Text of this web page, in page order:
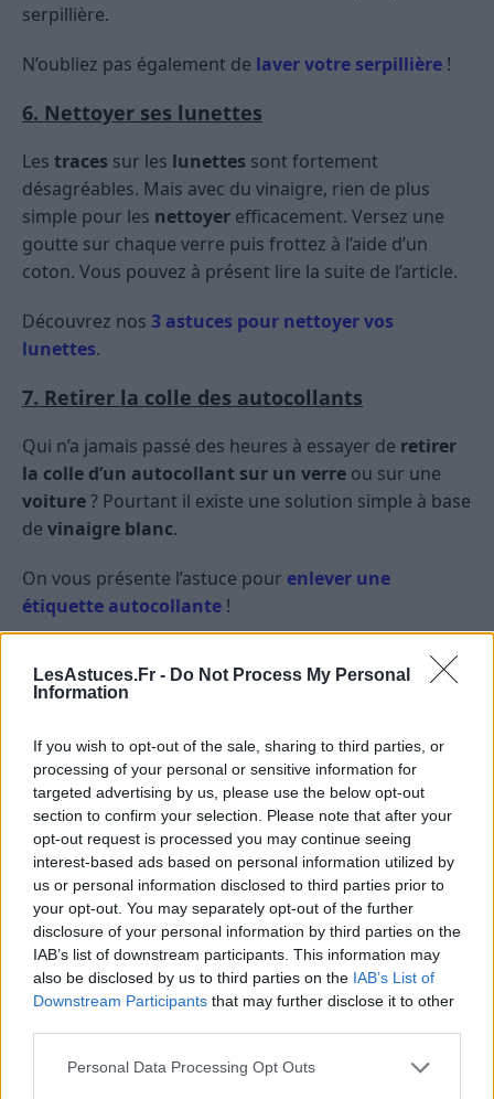
LesAstuces.Fr - Do Not Process My Personal
Information
If you wish to opt-out of the sale, sharing to third parties, or
processing of your personal or sensitive information for
targeted advertising by us, please use the below opt-out
section to confirm your selection. Please note that after your
opt-out request is processed you may continue seeing
interest-based ads based on personal information utilized by
us or personal information disclosed to third parties prior to
your opt-out. You may separately opt-out of the further
disclosure of your personal information by third parties on the
IAB’s list of downstream participants. This information may
also be disclosed by us to third parties on the IAB’s List of
Downstream Participants that may further disclose it to other
Personal Data Processing Opt Outs
serpillière.
N’oubliez pas également de laver votre serpillière !
6. Nettoyer ses lunettes
Les traces sur les lunettes sont fortement
désagréables. Mais avec du vinaigre, rien de plus
simple pour les nettoyer efficacement. Versez une
goutte sur chaque verre puis frottez à l’aide d’un
coton. Vous pouvez à présent lire la suite de l’article.
Découvrez nos 3 astuces pour nettoyer vos
lunettes.
7. Retirer la colle des autocollants
Qui n’a jamais passé des heures à essayer de retirer
la colle d’un autocollant sur un verre ou sur une
voiture? Pourtant il existe une solution simple à base
de vinaigre blanc.
On vous présente l’astuce pour enlever une
étiquette autocollante !
8. Entretenir les canalisations
Pour entretenir vos canalisations, versez
hebdomadairement deux ou trois cuillères à soupe
devinaigre d’alcool . L’acidité empêchera la
prolifération des bactéries et donc desmauvaises
odeurs. Pour gagner du temps, vous pouvez
préparer des glaçons de vinaigre. Ainsi il ne vous
restera qu’à en déposer chaque semaine dans vos
lavabos, évier et douche.
On vous dit tout sur l’entretien de vos canalisations
9. Déboucher les canalisations